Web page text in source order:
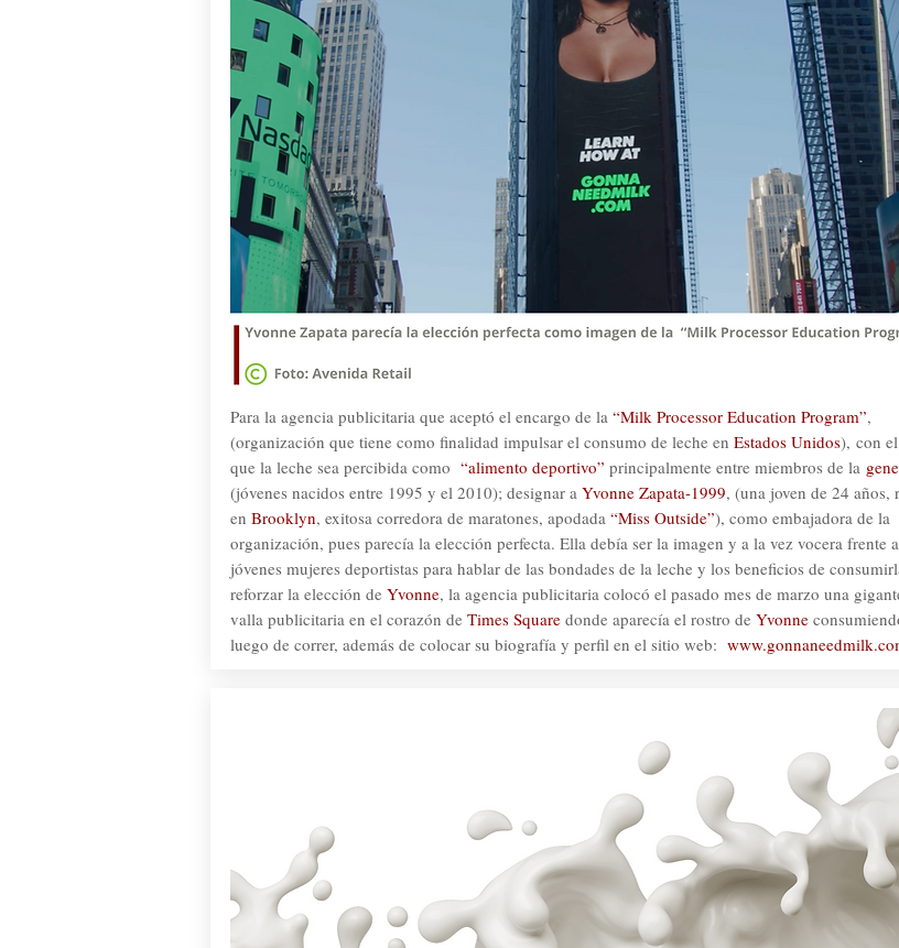
Para la agencia publicitaria que aceptó el encargo de la “Milk Processor Education Program”,
(organización que tiene como finalidad impulsar el consumo de leche en Estados Unidos), con
que la leche sea percibida como “alimento deportivo” principalmente entre miembros de la
(jóvenes nacidos entre 1995 y el 2010); designar a Yvonne Zapata-1999, (una joven de 24 años,
en Brooklyn, exitosa corredora de maratones, apodada “Miss Outside”), como embajadora de la
organización, pues parecía la elección perfecta. Ella debía ser la imagen y a la vez vocera frente
jóvenes mujeres deportistas para hablar de las bondades de la leche y los beneficios de
reforzar la elección de Yvonne, la agencia publicitaria colocó el pasado mes de marzo una
valla publicitaria en el corazón de Times Squaredonde aparecía el rostro de Yvonne
luego de correr, además de colocar su biografía y perfil en el sitio web: